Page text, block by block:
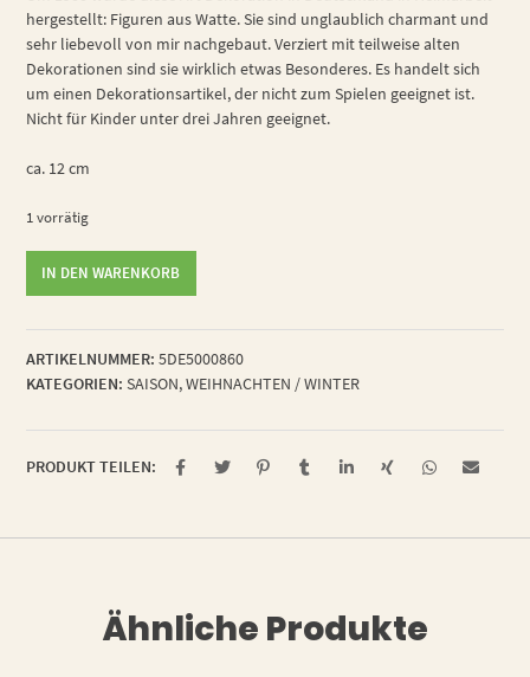
hergestellt: Figuren aus Watte. Sie sind unglaublich charmant und
sehr liebevoll von mir nachgebaut. Verziert mit teilweise alten
Dekorationen sind sie wirklich etwas Besonderes. Es handelt sich
um einen Dekorationsartikel, der nicht zum Spielen geeignet ist.
Nicht für Kinder unter drei Jahren geeignet.
ca. 12 cm
1 vorrätig
IN DEN WARENKORB
ARTIKELNUMMER: 5DE5000860
KATEGORIEN: SAISON,WEIHNACHTEN / WINTER
PRODUKT TEILEN:
Ähnliche Produkte